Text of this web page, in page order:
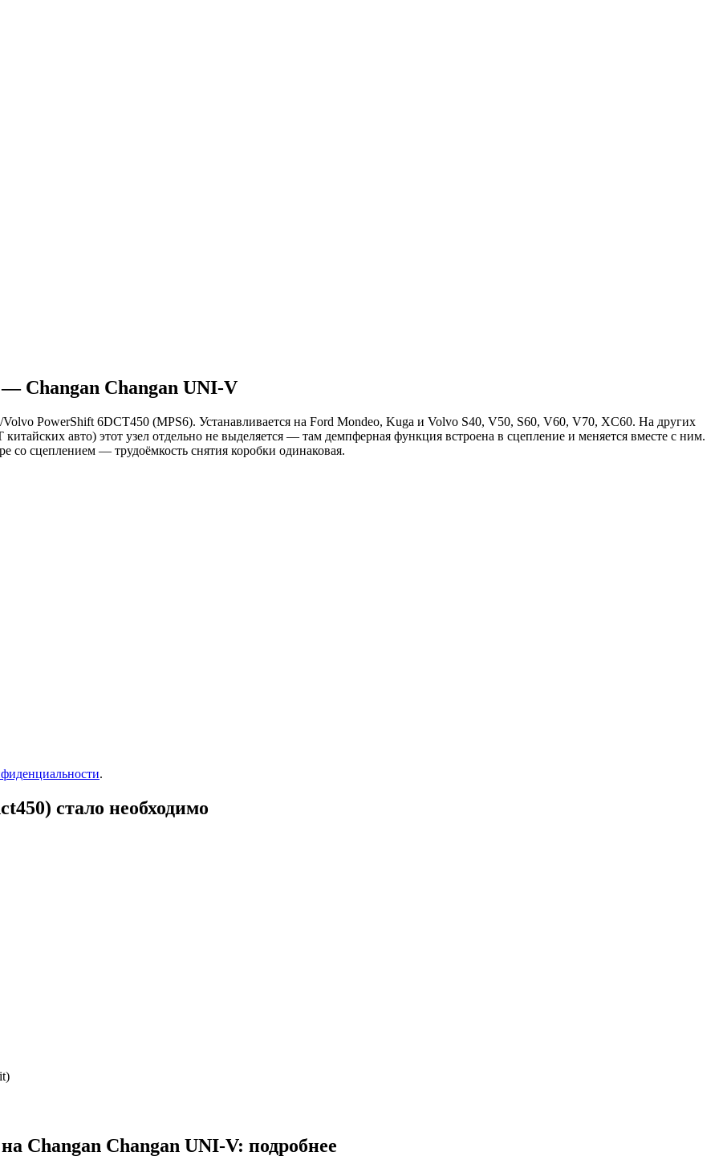
Changan Changan UNI-V
PowerShift 6DCT450 (MPS6). Устанавливается на Ford Mondeo, Kuga и Volvo S40, V50, S60, V60, V70, XC60. На других
авто) этот узел отдельно не выделяется — там демпферная функция встроена в сцепление и меняется вместе с ним.
сцеплением — трудоёмкость снятия коробки одинаковая.
.
стало необходимо
Changan Changan UNI-V: подробнее